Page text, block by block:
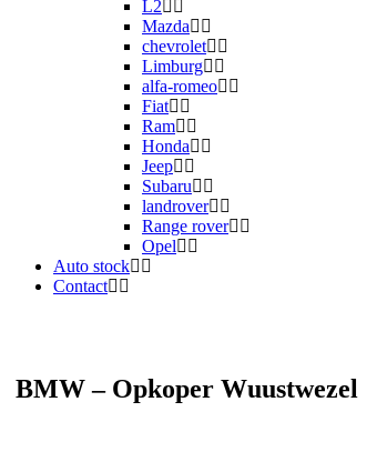
L2
Mazda
chevrolet
Limburg
alfa-romeo
Fiat
Ram
Honda
Jeep
Subaru
landrover
Range rover
Opel
Auto stock
Contact
BMW – Opkoper Wuustwezel